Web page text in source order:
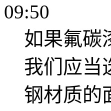
09:50
如果氟碳
我们应当
钢材质的